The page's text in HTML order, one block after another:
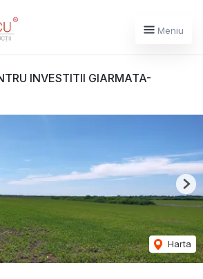
Meniu
INVESTITII GIARMATA-
Harta